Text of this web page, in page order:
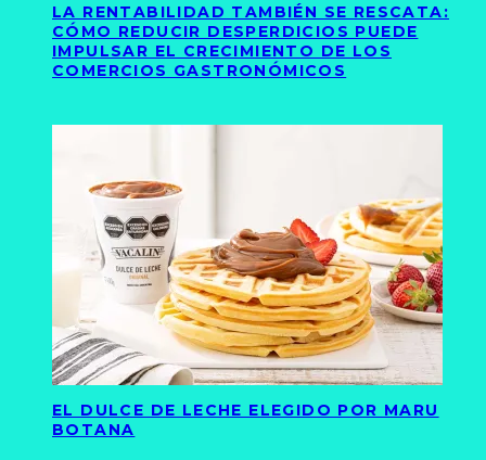
LA RENTABILIDAD TAMBIÉN SE RESCATA:
CÓMO REDUCIR DESPERDICIOS PUEDE
IMPULSAR EL CRECIMIENTO DE LOS
COMERCIOS GASTRONÓMICOS
EL DULCE DE LECHE ELEGIDO POR MARU
BOTANA